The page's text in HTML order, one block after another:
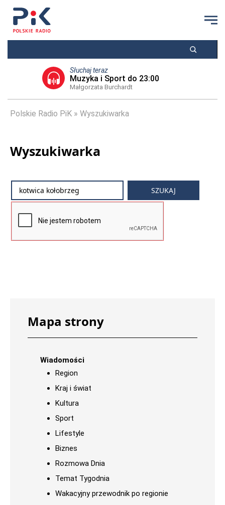
Słuchaj teraz
Muzyka i Sport do 23:00
Małgorzata Burchardt
Polskie Radio PiK Wyszukiwarka
Wyszukiwarka
Mapa strony
Wiadomości
Region
Kraj i świat
Kultura
Sport
Lifestyle
Biznes
Rozmowa Dnia
Temat Tygodnia
Wakacyjny przewodnik po regionie